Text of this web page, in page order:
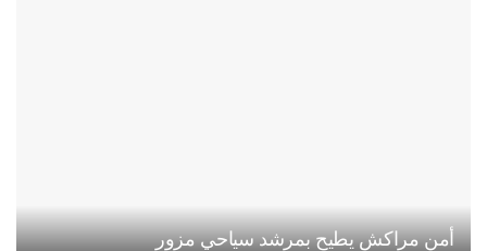
أمن مراكش يطيح بمرشد سياحي مزور